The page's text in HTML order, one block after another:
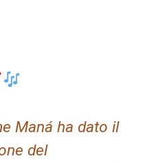
Maná ha dato il
del